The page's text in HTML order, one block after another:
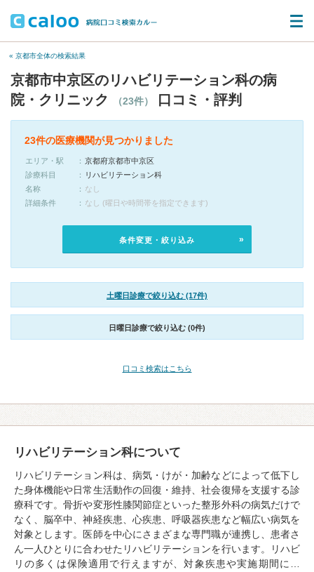
« 京都市全体の検索結果
京都市中京区のリハビリテーション科の病
院・クリニック
（23件） 口コミ・評判
23件の医療機関が見つかりました
エリア・駅
京都府京都市中京区
診療科目
リハビリテーション科
名称
なし
詳細条件
なし (曜日や時間帯を指定できます)
条件変更・絞り込み
土曜日診療で絞り込む (17件)
日曜日診療で絞り込む (0件)
口コミ検索はこちら
リハビリテーション科について
リハビリテーション科は、病気・けが・加齢などによって低下し
た身体機能や日常生活動作の回復・維持、社会復帰を支援する診
療科です。骨折や変形性膝関節症といった整形外科の病気だけで
なく、脳卒中、神経疾患、心疾患、呼吸器疾患など幅広い病気を
対象とします。医師を中心にさまざまな専門職が連携し、患者さ
ん一人ひとりに合わせたリハビリテーションを行います。リハビ
リの多くは保険適用で行えますが、対象疾患や実施期間に…